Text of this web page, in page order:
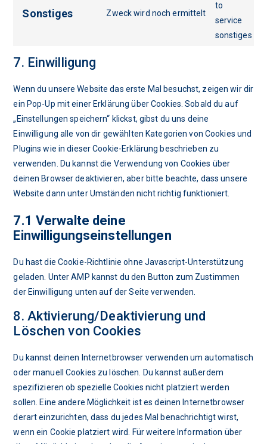
Sonstiges Zweck wird noch ermittelt
to
service
sonstiges
7. Einwilligung
Wenn du unsere Website das erste Mal besuchst, zeigen wir dir
ein Pop-Up mit einer Erklärung über Cookies. Sobald du auf
„Einstellungen speichern“ klickst, gibst du uns deine
Einwilligung alle von dir gewählten Kategorien von Cookies und
Plugins wie in dieser Cookie-Erklärung beschrieben zu
verwenden. Du kannst die Verwendung von Cookies über
deinen Browser deaktivieren, aber bitte beachte, dass unsere
Website dann unter Umständen nicht richtig funktioniert.
7.1 Verwalte deine
Einwilligungseinstellungen
Du hast die Cookie-Richtlinie ohne Javascript-Unterstützung
geladen. Unter AMP kannst du den Button zum Zustimmen
der Einwilligung unten auf der Seite verwenden.
8. Aktivierung/Deaktivierung und
Löschen von Cookies
Du kannst deinen Internetbrowser verwenden um automatisch
oder manuell Cookies zu löschen. Du kannst außerdem
spezifizieren ob spezielle Cookies nicht platziert werden
sollen. Eine andere Möglichkeit ist es deinen Internetbrowser
derart einzurichten, dass du jedes Mal benachrichtigt wirst,
wenn ein Cookie platziert wird. Für weitere Information über